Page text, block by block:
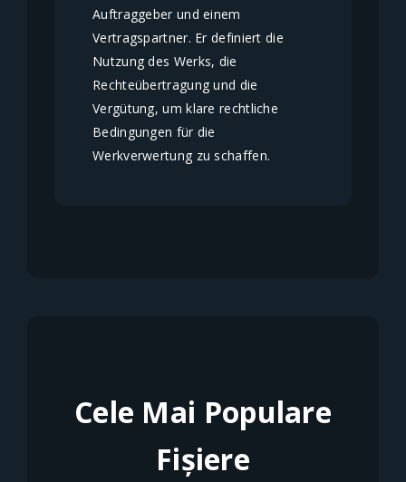
Auftraggeber und einem
Vertragspartner. Er definiert die
Nutzung des Werks, die
Rechteübertragung und die
Vergütung, um klare rechtliche
Bedingungen für die
Werkverwertung zu schaffen.
Cele Mai Populare
Fișiere